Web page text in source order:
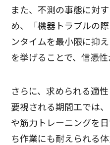
また、不測の事態に対
め、「機器トラブルの
ンタイムを最小限に抑
を挙げることで、信憑性
さらに、求められる適
要視される期間工では
や筋力トレーニングを
ち作業にも耐えられる